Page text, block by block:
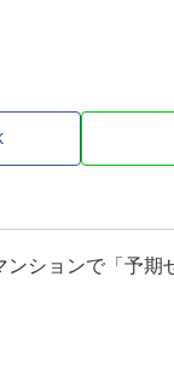
ンションで「予期